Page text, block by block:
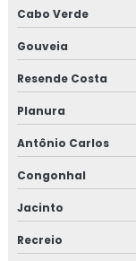
Cabo Verde
Gouveia
Resende Costa
Planura
Antônio Carlos
Congonhal
Jacinto
Recreio